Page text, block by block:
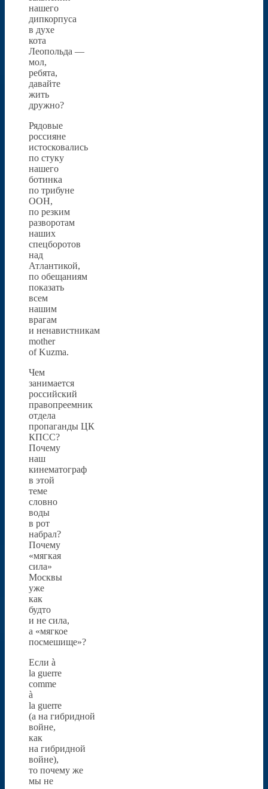
нашего
дипкорпуса
в духе
кота
Леопольда —
мол,
ребята,
давайте
жить
дружно?
Рядовые
россияне
истосковались
по стуку
нашего
ботинка
по трибуне
ООН,
по резким
разворотам
наших
спецборотов
над
Атлантикой,
по обещаниям
показать
всем
нашим
врагам
и ненавистникам
mother
of Kuzma.
Чем
занимается
российский
правопреемник
отдела
пропаганды ЦК
КПСС?
Почему
наш
кинематограф
в этой
теме
словно
воды
в рот
набрал?
Почему
«мягкая
сила»
Москвы
уже
как
будто
и не сила,
а «мягкое
посмешище»?
Если à
la guerre
comme
à
la guerre
(а на гибридной
войне,
как
на гибридной
войне),
то почему же
мы не